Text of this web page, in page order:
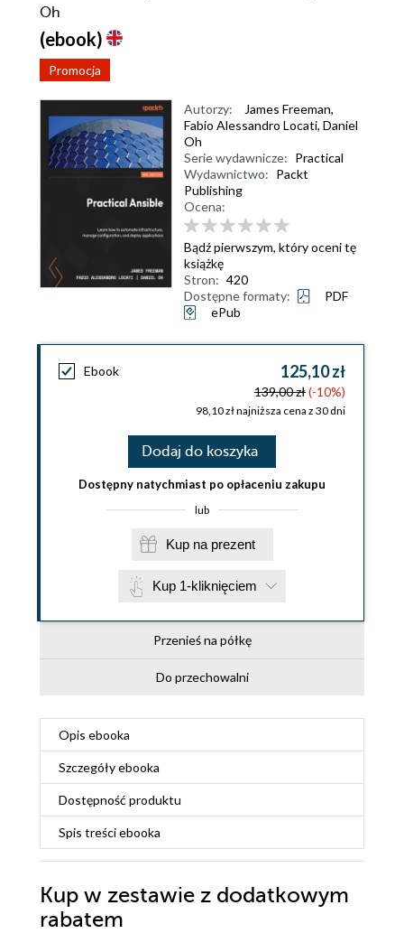
Oh
(ebook)
Promocja
Autorzy: James Freeman,
Fabio Alessandro Locati, Daniel
Oh
Serie wydawnicze: Practical
Wydawnictwo: Packt
Publishing
Ocena:
Bądź pierwszym, który oceni tę
książkę
Stron: 420
Dostępne formaty:
PDF
ePub
Ebook 125,10 zł
139,00 zł(-10%)
98,10 zł najniższa cena z 30 dni
Dodaj do koszyka
Dostępny natychmiast po opłaceniu zakupu
lub
Kup na prezent
Kup 1-kliknięciem
Przenieś na półkę
Do przechowalni
Opis ebooka
Szczegółyebooka
Dostępność produktu
Spis treściebooka
Kup w zestawie z dodatkowym
rabatem